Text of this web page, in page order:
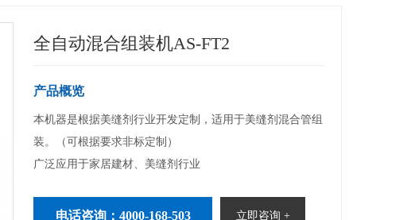
全自动混合组装机AS-FT2
产品概览
本机器是根据美缝剂行业开发定制，适用于美缝剂混合管组
装。（可根据要求非标定制）
广泛应用于家居建材、美缝剂行业
电话咨询：4000-168-503 立即咨询 +